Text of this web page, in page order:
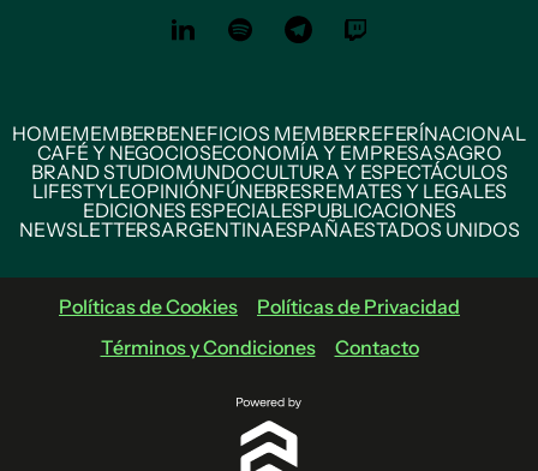
HOMEMEMBERBENEFICIOS MEMBERREFERÍNACIONAL
CAFÉ Y NEGOCIOSECONOMÍA Y EMPRESASAGRO
BRAND STUDIOMUNDOCULTURA Y ESPECTÁCULOS
LIFESTYLEOPINIÓNFÚNEBRESREMATES Y LEGALES
EDICIONES ESPECIALESPUBLICACIONES
NEWSLETTERSARGENTINAESPAÑAESTADOS UNIDOS
Políticas de Cookies
Políticas de Privacidad
Términos y Condiciones
Contacto